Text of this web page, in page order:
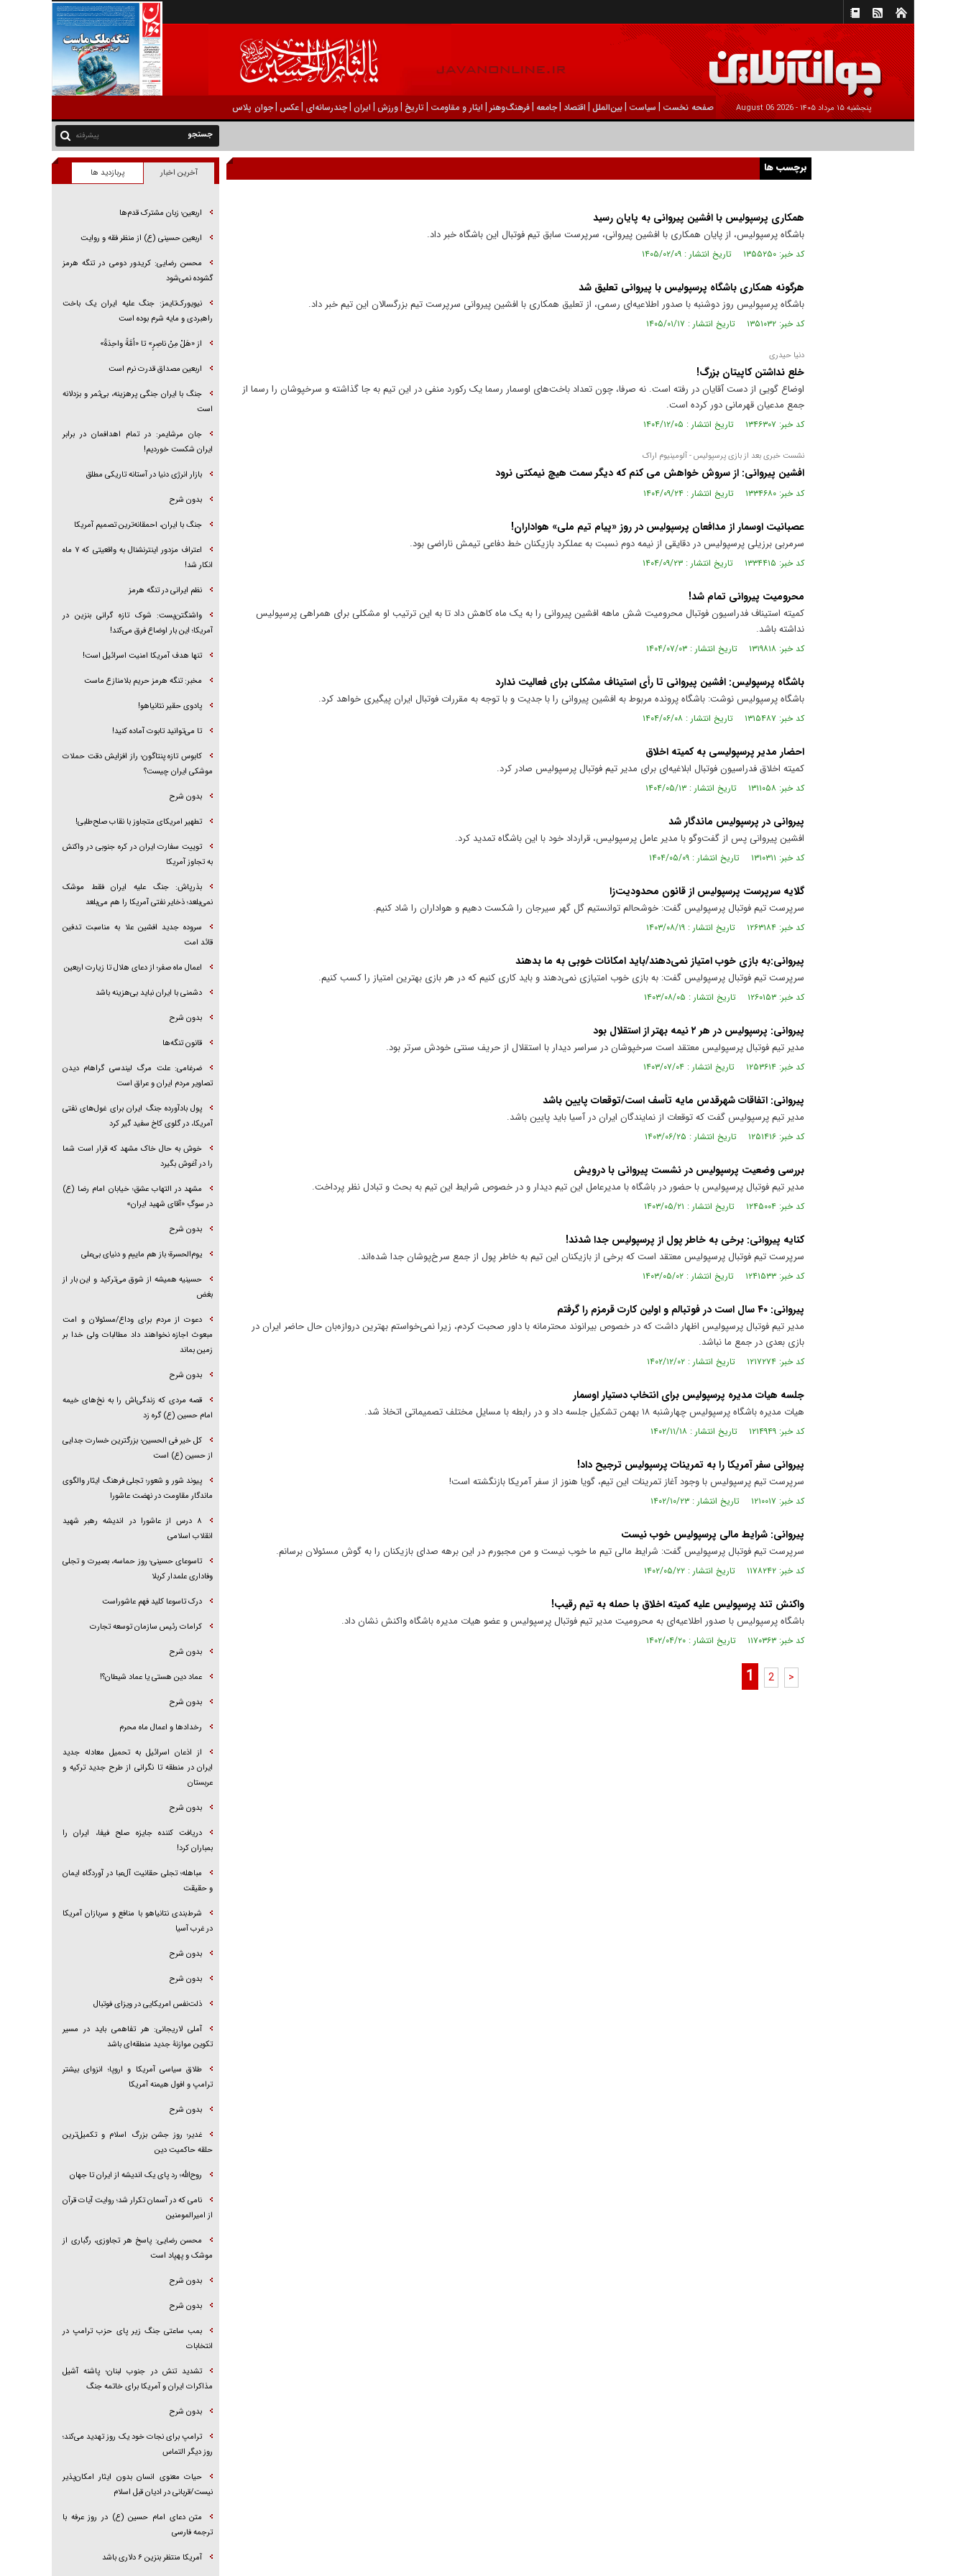
پنجشنبه ۱۵ مرداد ۱۴۰۵ - 2026 August 06 صفحه نخست | سیاست |بين‌الملل | اقتصاد |جامعه |فرهنگ‌و‌هنر | ایثار و مقاومت |تاریخ |ورزش | ايران |چندرسانه‌ای |عکس |جوان پلاس
پیشرفته
برچسب ها
همکاری پرسپولیس با افشین پیروانی به پایان رسید
باشگاه پرسپولیس، از پایان همکاری با افشین پیروانی، سرپرست سابق تیم فوتبال این باشگاه خبر داد.
کد خبر: ۱۳۵۵۲۵۰ تاریخ انتشار : ۱۴۰۵/۰۲/۰۹
هرگونه همکاری باشگاه پرسپولیس با پیروانی تعلیق شد
باشگاه پرسپولیس روز دوشنبه با صدور اطلاعیه‌ای رسمی، از تعلیق همکاری با افشین پیروانی سرپرست تیم بزرگسالان این تیم خبر داد.
کد خبر: ۱۳۵۱۰۳۲ تاریخ انتشار : ۱۴۰۵/۰۱/۱۷
دنیا حیدری
خلع نداشتن کاپیتان بزرگ!
اوضاع گویی از دست آقایان در رفته است. نه صرفا، چون تعداد باخت‌های اوسمار رسما یک رکورد منفی در این تیم به جا گذاشته و سرخپوشان را رسما از
جمع مدعیان قهرمانی دور کرده است.
کد خبر: ۱۳۴۶۳۰۷ تاریخ انتشار : ۱۴۰۴/۱۲/۰۵
نشست خبری بعد از بازی پرسپولیس - آلومینیوم اراک
افشین پیروانی: از سروش خواهش می کنم که دیگر سمت هیچ نیمکتی نرود
کد خبر: ۱۳۳۴۶۸۰ تاریخ انتشار : ۱۴۰۴/۰۹/۲۴
عصبانیت اوسمار از مدافعان پرسپولیس در روز «پیام تیم ملی» هواداران!
سرمربی برزیلی پرسپولیس در دقایقی از نیمه دوم نسبت به عملکرد بازیکنان خط دفاعی تیمش ناراضی بود.
کد خبر: ۱۳۳۴۴۱۵ تاریخ انتشار : ۱۴۰۴/۰۹/۲۳
محرومیت پیروانی تمام شد!
کمیته استیناف فدراسیون فوتبال محرومیت شش ماهه افشین پیروانی را به یک ماه کاهش داد تا به این ترتیب او مشکلی برای همراهی پرسپولیس
نداشته باشد.
کد خبر: ۱۳۱۹۸۱۸ تاریخ انتشار : ۱۴۰۴/۰۷/۰۳
باشگاه پرسپولیس: افشین پیروانی تا رأی استیناف مشکلی برای فعالیت ندارد
باشگاه پرسپولیس نوشت: باشگاه پرونده مربوط به افشین پیروانی را با جدیت و با توجه به مقررات فوتبال ایران پیگیری خواهد کرد.
کد خبر: ۱۳۱۵۴۸۷ تاریخ انتشار : ۱۴۰۴/۰۶/۰۸
احضار مدیر پرسپولیسی به کمیته اخلاق
کمیته اخلاق فدراسیون فوتبال ابلاغیه‌ای برای مدیر تیم فوتبال پرسپولیس صادر کرد.
کد خبر: ۱۳۱۱۰۵۸ تاریخ انتشار : ۱۴۰۴/۰۵/۱۳
پیروانی در پرسپولیس ماندگار شد
افشین پیروانی پس از گفت‌و‌گو با مدیر عامل پرسپولیس، قرارداد خود با این باشگاه تمدید کرد.
کد خبر: ۱۳۱۰۳۱۱ تاریخ انتشار : ۱۴۰۴/۰۵/۰۹
گلایه سرپرست پرسپولیس از قانون محدودیت‌زا
سرپرست تیم فوتبال پرسپولیس گفت: خوشحالم توانستیم گل گهر سیرجان را شکست دهیم و هواداران را شاد کنیم.
کد خبر: ۱۲۶۳۱۸۴ تاریخ انتشار : ۱۴۰۳/۰۸/۱۹
پیروانی:به بازی خوب امتیاز نمی‌دهند/باید امکانات خوبی به ما بدهند
سرپرست تیم فوتبال پرسپولیس گفت: به بازی خوب امتیازی نمی‌دهند و باید کاری کنیم که در هر بازی بهترین امتیاز را کسب کنیم.
کد خبر: ۱۲۶۰۱۵۳ تاریخ انتشار : ۱۴۰۳/۰۸/۰۵
پیروانی: پرسپولیس در هر ۲ نیمه بهتر از استقلال بود
مدیر تیم فوتبال پرسپولیس معتقد است سرخپوشان در سراسر دیدار با استقلال از حریف سنتی خودش سرتر بود.
کد خبر: ۱۲۵۳۶۱۴ تاریخ انتشار : ۱۴۰۳/۰۷/۰۴
پیروانی: اتفاقات شهرقدس مایه تأسف است/توقعات پایین باشد
مدیر تیم پرسپولیس گفت که توقعات از نمایندگان ایران در آسیا باید پایین باشد.
کد خبر: ۱۲۵۱۴۱۶ تاریخ انتشار : ۱۴۰۳/۰۶/۲۵
بررسی وضعیت پرسپولیس در نشست پیروانی با درویش
مدیر تیم فوتبال پرسپولیس با حضور در باشگاه با مدیرعامل این تیم دیدار و در خصوص شرایط این تیم به بحث و تبادل نظر پرداخت.
کد خبر: ۱۲۴۵۰۰۴ تاریخ انتشار : ۱۴۰۳/۰۵/۲۱
کنایه پیروانی: برخی به خاطر پول از پرسپولیس جدا شدند!
سرپرست تیم فوتبال پرسپولیس معتقد است که برخی از بازیکنان این تیم به خاطر پول از جمع سرخ‌پوشان جدا شده‌اند.
کد خبر: ۱۲۴۱۵۳۳ تاریخ انتشار : ۱۴۰۳/۰۵/۰۲
پیروانی: ۴۰ سال است در فوتبالم و اولین کارت قرمزم را گرفتم
مدیر تیم فوتبال پرسپولیس اظهار داشت که در خصوص بیرانوند محترمانه با داور صحبت کردم، زیرا نمی‌خواستم بهترین دروازه‌بان حال حاضر ایران در
بازی بعدی در جمع ما نباشد.
کد خبر: ۱۲۱۷۲۷۴ تاریخ انتشار : ۱۴۰۲/۱۲/۰۲
جلسه هیات مدیره پرسپولیس برای انتخاب دستیار اوسمار
هیات مدیره باشگاه پرسپولیس چهارشنبه ۱۸ بهمن تشکیل جلسه داد و در رابطه با مسایل مختلف تصمیماتی اتخاذ شد.
کد خبر: ۱۲۱۴۹۴۹ تاریخ انتشار : ۱۴۰۲/۱۱/۱۸
پیروانی سفر آمریکا را به تمرینات پرسپولیس ترجیح داد!
سرپرست تیم پرسپولیس با وجود آغاز تمرینات این تیم، گویا هنوز از سفر آمریکا بازنگشته است!
کد خبر: ۱۲۱۰۰۱۷ تاریخ انتشار : ۱۴۰۲/۱۰/۲۳
پیروانی: شرایط مالی پرسپولیس خوب نیست
سرپرست تیم فوتبال پرسپولیس گفت: شرایط مالی تیم ما خوب نیست و من مجبورم در این برهه صدای بازیکنان را به گوش مسئولان برسانم.
کد خبر: ۱۱۷۸۲۴۲ تاریخ انتشار : ۱۴۰۲/۰۵/۲۲
واکنش تند پرسپولیس علیه کمیته اخلاق با حمله به تیم رقیب!
باشگاه پرسپولیس با صدور اطلاعیه‌ای به محرومیت مدیر تیم فوتبال پرسپولیس و عضو هیات مدیره باشگاه واکنش نشان داد.
کد خبر: ۱۱۷۰۳۶۳ تاریخ انتشار : ۱۴۰۲/۰۴/۲۰
1 2 >
آخرین اخبار پربازدید ها
اربعین؛ زبان مشترک قدم‌ها
اربعین حسینی (ع) از منظر فقه و روایت
محسن رضایی: کریدور دومی در تنگه هرمز
گشوده نمی‌شود
نیویورک‌تایمز: جنگ علیه ایران یک باخت
راهبردی و مایه شرم بوده است
از «هَلْ مِنْ ناصِرٍ» تا «اُمَّةً واحِدَةً»
اربعین مصداق قدرت نرم است
جنگ با ایران جنگی پرهزینه، بی‌ثمر و بزدلانه
است
جان مرشایمر: در تمام اهدافمان در برابر
ایران شکست خوردیم!
بازار انرژی دنیا در آستانه تاریکی مطلق
بدون شرح
جنگ با ایران، احمقانه‌ترین تصمیم آمریکا
اعتراف مزدور اینترنشنال به واقعیتی که ۷ ماه
انکار شد!
نظم ایرانی در تنگه هرمز
واشنگتن‌پست: شوک تازه گرانی بنزین در
آمریکا؛ این بار اوضاع فرق می‌کند!
تنها هدف آمریکا امنیت اسرائیل است!
مخبر: تنگه هرمز حریم بلامنازع ماست
پادوی حقیر نتانیاهو!
تا می‌توانید تابوت آماده کنید!
کابوس تازه پنتاگون؛ راز افزایش دقت حملات
موشکی ایران چیست؟
بدون شرح
تطهیر امریکای متجاوز با نقاب صلح‌طلبی!
توییت سفارت ایران در کره جنوبی در واکنش
به تجاوز آمریکا
بذرپاش: ‏جنگ علیه ایران فقط موشک
نمی‌بلعد؛ ذخایر نفتی آمریکا را هم می‌بلعد
سروده جدید افشین علا به مناسبت تدفین
قائد امت
اعمال ماه صفر؛ از دعای هلال تا زیارت اربعین
دشمنی با ایران نباید بی‌هزینه باشد
بدون شرح
قانون تنگه‌ها
ضرغامی: علت مرگ لیندسی گراهام دیدن
تصاویر مردم ایران و عراق است
پول بادآورده جنگ ایران برای غول‌های نفتی
آمریکا، در گلوی کاخ سفید گیر کرد
خوش به حال خاک مشهد که قرار است شما
را در آغوش بگیرد
مشهد در التهاب عشق؛ خیابان امام رضا (ع)
در سوگِ «آقای شهید ایران»
بدون شرح
یوم‌الحسرة؛ باز هم ماییم و دنیای بی‌علی
حسینیه همیشه از شوق می‌ترکید و این بار از
بغض
دعوت از مردم برای وداع/مسئولان و امت
مبعوث اجازه نخواهند داد مطالبات ولی خدا بر
زمین بماند
بدون شرح
قصه مردی که زندگی‌اش را به نخ‌های خیمه
امام حسین (ع) گره زد
کل خیر فی الحسین؛ بزرگترین خسارت جدایی
از حسین (ع) است
پیوند شور و شعور؛ تجلی فرهنگ ایثار والگوی
ماندگار مقاومت در نهضت عاشورا
۸ درس از عاشورا در اندیشه رهبر شهید
انقلاب اسلامی
تاسوعای حسینی؛ روز حماسه، بصیرت و تجلی
وفاداری علمدار کربلا
درک تاسوعا کلید فهم عاشوراست
کرامات رئیس سازمان توسعه تجارت
بدون شرح
عماد دین هستی یا عماد شیطان؟!
بدون شرح
رخداد‌ها و اعمال ماه محرم
از اذعان اسرائیل به تحمیل معادله جدید
ایران در منطقه تا نگرانی از طرح جدید ترکیه و
عربستان
بدون شرح
دریافت کننده جایزه صلح فیفا، ایران را
بمباران کرد!
مباهله؛ تجلی حقانیت آل‌عبا در آوردگاه ایمان
و حقیقت
شرط‌بندی نتانیاهو با منافع و سربازان آمریکا
در غرب آسیا
بدون شرح
بدون شرح
ذلت‌نفس امریکایی در ویزای فوتبال
آملی لاریجانی: هر تفاهمی باید در مسیر
تکوین موازنۀ جدید منطقه‌ای باشد
طلاق سیاسی آمریکا و اروپا؛ انزوای بیشتر
ترامپ و افول هیمنه آمریکا
بدون شرح
غدیر؛ روز جشن بزرگ اسلام و تکمیل‌ترین
حلقه حاکمیت دین
روح‌الله؛ رد پای یک اندیشه از ایران تا جهان
نامی که در آسمان تکرار شد؛ روایت آیات قرآن
از امیرالمومنین
محسن رضایی: پاسخ هر تجاوزی، رگباری از
موشک و پهپاد است
بدون شرح
بدون شرح
بمب ساعتی جنگ زیر پای حزب ترام‍پ در
انتخابات
تشدید تنش در جنوب لبنان؛ پاشنه آشیل
مذاکرات ایران و آمریکا برای خاتمه جنگ
بدون شرح
ترامپ برای نجات خود یک روز تهدید می‌کند؛
روز دیگر التماس
حیات معنوی انسان بدون ایثار امکان‌پذیر
نیست/قربانی در ادیان قبل اسلام
متن دعای امام حسین (ع) در روز عرفه با
ترجمه فارسی
آمریکا منتظر بنزین ۶ دلاری باشد